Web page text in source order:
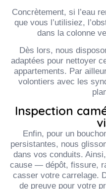
Concrètement, si l’eau
que vous l’utilisiez,
dans la colonne
Dès lors, nous
adaptées pour nettoyer
appartements. Par
volontiers avec les
Inspection
Enfin, pour un
persistantes, nous
dans vos conduits.
cause — dépôt, fissure,
casser votre carrelage.
de preuve pour votre